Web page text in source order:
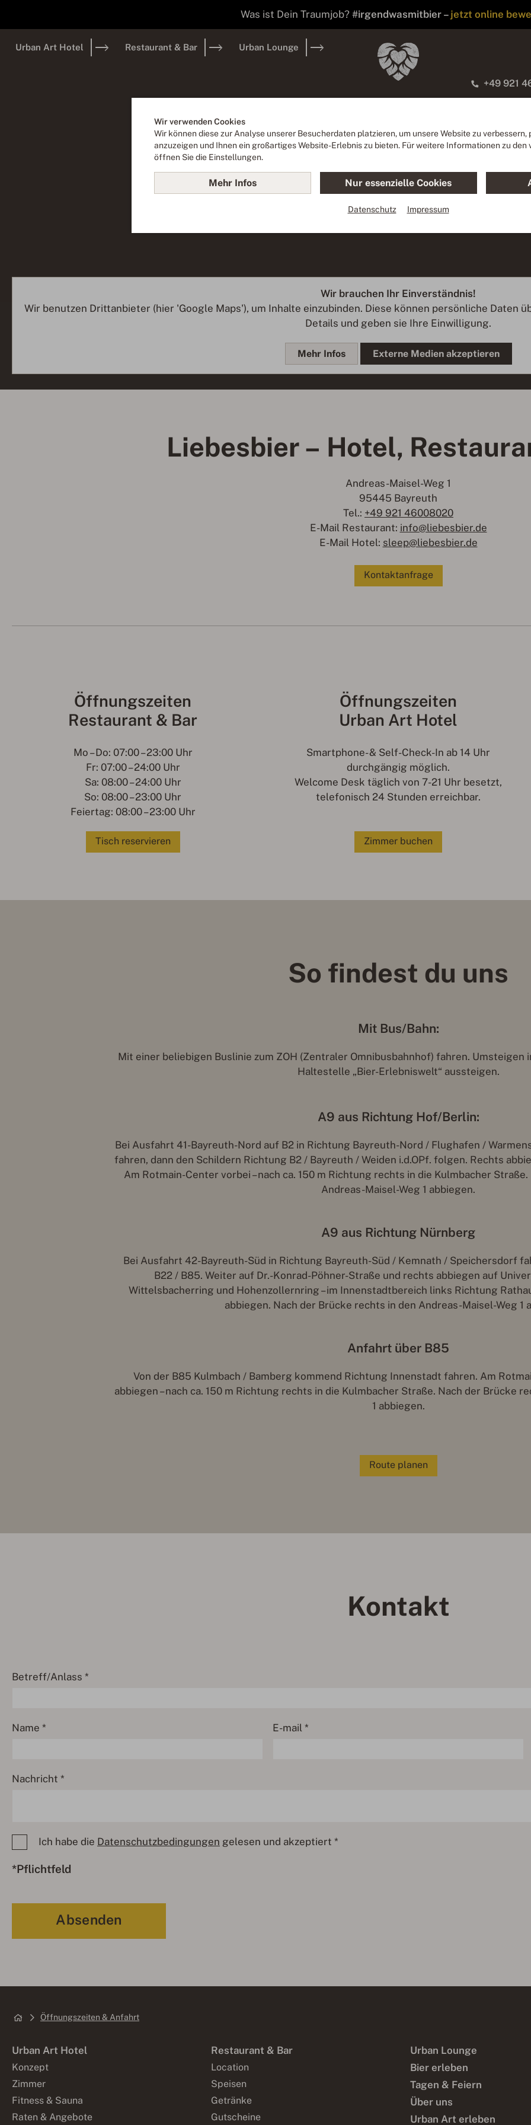
Wir verwenden Cookies
Wir können diese zur Analyse unserer Besucherdaten platzieren, um unsere Website zu
anzuzeigen und Ihnen ein großartiges Website-Erlebnis zu bieten. Für weitere Informationen zu den
öffnen Sie die Einstellungen.
Mehr Infos Nur essenzielle Cookies
Datenschutz Impressum
Was ist Dein Traumjob? #irgendwasmitbier – jetzt online
Urban Art Hotel Restaurant & Bar Urban Lounge
+49 921
Öffnungszeiten &
Egal ob mit Bus, Bahn oder PKW – finde auch Du Deinen Weg nach
Parkplätze direkt vor Restaurant & Hotel stehen für
Wir brauchen Ihr Einverständnis!
Wir benutzen Drittanbieter (hier 'Google Maps'), um Inhalte einzubinden. Diese können persönliche Daten
Details und geben sie Ihre Einwilligung.
Mehr Infos Externe Medien akzeptieren
Liebesbier – Hotel,
Andreas-Maisel-Weg 1
95445 Bayreuth
Tel.: +49 921 46008020
E-Mail Restaurant: info@liebesbier.de
E-Mail Hotel: sleep@liebesbier.de
Kontaktanfrage
Öffnungszeiten
Restaurant & Bar
Mo – Do: 07:00 – 23:00 Uhr
Fr: 07:00 – 24:00 Uhr
Sa: 08:00 – 24:00 Uhr
So: 08:00 – 23:00 Uhr
Feiertag: 08:00 – 23:00 Uhr
Tisch reservieren
Öffnungszeiten
Urban Art Hotel
Smartphone- & Self-Check-In ab 14 Uhr
durchgängig möglich.
Welcome Desk täglich von 7-21 Uhr besetzt,
telefonisch 24 Stunden erreichbar.
Zimmer buchen
So findest du uns
Mit Bus/Bahn:
Mit einer beliebigen Buslinie zum ZOH (Zentraler Omnibusbahnhof) fahren. Umsteigen
Haltestelle „Bier-Erlebniswelt“ aussteigen.
A9 aus Richtung Hof/Berlin:
Bei Ausfahrt 41-Bayreuth-Nord auf B2 in Richtung Bayreuth-Nord / Flughafen /
fahren, dann den Schildern Richtung B2 / Bayreuth / Weiden i.d.OPf. folgen. Rechts
Am Rotmain-Center vorbei – nach ca. 150 m Richtung rechts in die Kulmbacher
Andreas-Maisel-Weg 1 abbiegen.
A9 aus Richtung Nürnberg
Bei Ausfahrt 42-Bayreuth-Süd in Richtung Bayreuth-Süd / Kemnath / Speichersdorf
B22 / B85. Weiter auf Dr.-Konrad-Pöhner-Straße und rechts abbiegen auf
Wittelsbacherring und Hohenzollernring – im Innenstadtbereich links Richtung
abbiegen. Nach der Brücke rechts in den Andreas-Maisel-Weg 1
Anfahrt über B85
Von der B85 Kulmbach / Bamberg kommend Richtung Innenstadt fahren. Am
abbiegen – nach ca. 150 m Richtung rechts in die Kulmbacher Straße. Nach der Brücke
1 abbiegen.
Route planen
Kontakt
Betreff/Anlass *
Name * E-mail *
Nachricht *
Ich habe die Datenschutzbedingungen gelesen und akzeptiert *
*Pflichtfeld
Öffnungszeiten & Anfahrt
Urban Art Hotel
Konzept
Zimmer
Fitness & Sauna
Raten & Angebote
Restaurant & Bar
Location
Speisen
Getränke
Gutscheine
Urban Lounge
Bier erleben
Tagen & Feiern
Über uns
Urban Art erleben